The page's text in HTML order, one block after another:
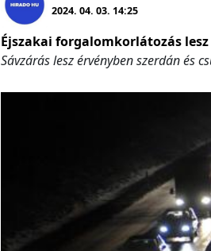
2024. 04. 03. 14:25
Éjszakai forgalomkorlátozás
Sávzárás lesz érvényben szerdán és